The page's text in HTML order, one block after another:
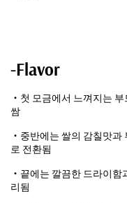
-Flavor
・첫 모금에서 느껴지는
쌈
・중반에는 쌀의 감칠맛
로 전환됨
・끝에는 깔끔한 드라이
리됨